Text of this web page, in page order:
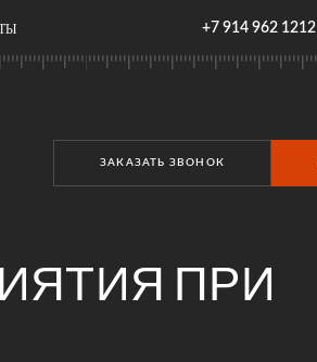
+7 914 962 1212
ЗАКАЗАТЬ ЗВОНОК
ПРИ